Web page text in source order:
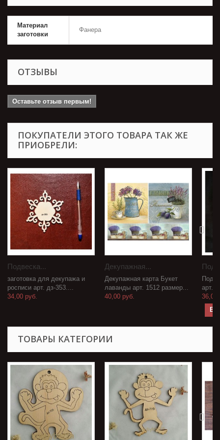
Материал
заготовки
Фанера
ОТЗЫВЫ
Оставьте отзыв первым!
ПОКУПАТЕЛИ ЭТОГО ТОВАРА ТАК ЖЕ
ПРИОБРЕЛИ:
Подвеска...
заготовка для декупажа и
росписи арт. дз-353....
34,00 руб.
Декупажная...
Декупажная карта Букет
лаванды арт. 1512 размер...
40,00 руб.
арт.
36,00
В
ТОВАРЫ КАТЕГОРИИ